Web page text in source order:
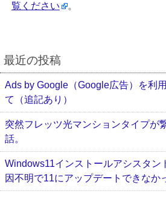
覧ください
。
最近の投稿
Ads by Google（Google広告）を利
て（追記あり）
突然フレッツ光マンションタイプが
話。
Windows11インストールアシスタン
因不明で11にアップデートできなか